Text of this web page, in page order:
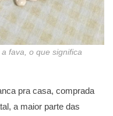
fava, o que significa
pra casa, comprada
a maior parte das